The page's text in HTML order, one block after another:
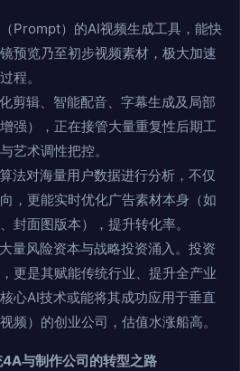
Prompt）的AI视频生成工具，能快
预览乃至初步视频素材，极大加速
程。
剪辑、智能配音、字幕生成及局部
强），正在接管大量重复性后期工
艺术调性把控。
法对海量用户数据进行分析，不仅
，更能实时优化广告素材本身（如
封面图版本），提升转化率。
量风险资本与战略投资涌入。投资
更是其赋能传统行业、提升全产业
心AI技术或能将其成功应用于垂直
频）的创业公司，估值水涨船高。
与制作公司的转型之路